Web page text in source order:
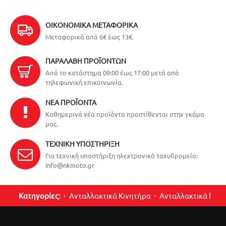
ΟΙΚΟΝΟΜΙΚΆ ΜΕΤΑΦΟΡΙΚΆ
Μεταφορικά από 6€ έως 13€.
ΠΑΡΑΛΑΒΉ ΠΡΟΪΌΝΤΩΝ
Από το κατάστημα 09:00 έως 17:00 μετά από
τηλεφωνική επικοινωνία.
ΝΈΑ ΠΡΟΪΌΝΤΑ
Καθημερινά νέα προϊόντα προστίθενται στην γκάμα
μας.
ΤΕΧΝΙΚΉ ΥΠΟΣΤΉΡΙΞΗ
Για τεχνική υποστήριξη ηλεκτρονικό ταχυδρομείο:
info@nkmoto.gr
Κατηγορίες: Ανταλλακτικά Κινητήρα Ανταλλακτικά